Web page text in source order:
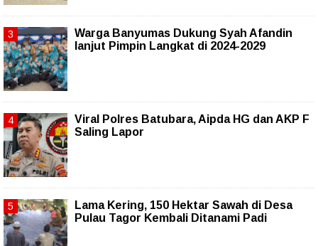
Warga Banyumas Dukung Syah Afandin
lanjut Pimpin Langkat di 2024-2029
Viral Polres Batubara, Aipda HG dan AKP F
Saling Lapor
Lama Kering, 150 Hektar Sawah di Desa
Pulau Tagor Kembali Ditanami Padi